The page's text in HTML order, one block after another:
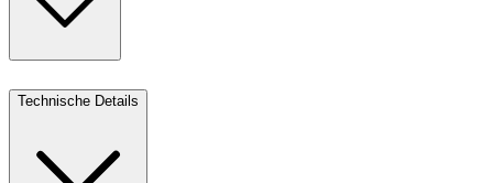
Technische Details